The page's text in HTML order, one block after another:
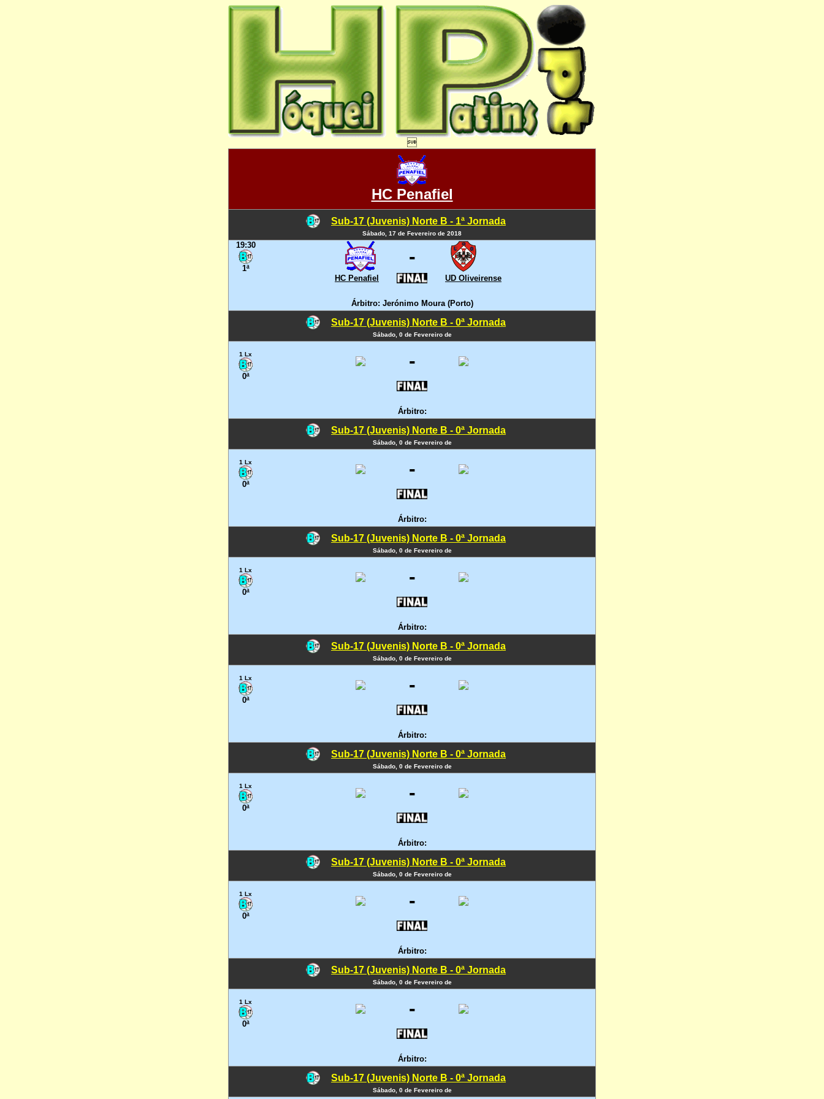

HC Penafiel
Sub-17 (Juvenis) Norte B - 1ª Jornada
Sábado, 17 de Fevereiro de 2018
19:30
1ª
-
HC Penafiel UD Oliveirense
Árbitro: Jerónimo Moura (Porto)
Sub-17 (Juvenis) Norte B - 0ª Jornada
Sábado, 0 de Fevereiro de
1 Lx
0ª
-
Árbitro:
Sub-17 (Juvenis) Norte B - 0ª Jornada
Sábado, 0 de Fevereiro de
1 Lx
0ª
-
Árbitro:
Sub-17 (Juvenis) Norte B - 0ª Jornada
Sábado, 0 de Fevereiro de
1 Lx
0ª
-
Árbitro:
Sub-17 (Juvenis) Norte B - 0ª Jornada
Sábado, 0 de Fevereiro de
1 Lx
0ª
-
Árbitro:
Sub-17 (Juvenis) Norte B - 0ª Jornada
Sábado, 0 de Fevereiro de
1 Lx
0ª
-
Árbitro:
Sub-17 (Juvenis) Norte B - 0ª Jornada
Sábado, 0 de Fevereiro de
1 Lx
0ª
-
Árbitro:
Sub-17 (Juvenis) Norte B - 0ª Jornada
Sábado, 0 de Fevereiro de
1 Lx
0ª
-
Árbitro:
Sub-17 (Juvenis) Norte B - 0ª Jornada
Sábado, 0 de Fevereiro de